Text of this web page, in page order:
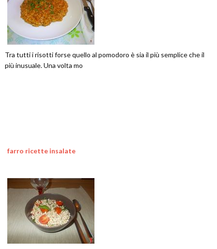
Tra tutti i risotti forse quello al pomodoro è sia il più semplice che il
più inusuale. Una volta mo
farro ricette insalate